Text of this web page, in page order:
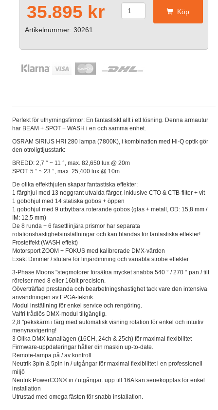
35.895 kr Köp
Artikelnummer: 30261
Perfekt för uthyrningsfirmor: En fantastiskt allt i ett lösning. Denna armautur
har BEAM + SPOT + WASH i en och samma enhet.
OSRAM SIRIUS HRI 280 lampa (7800K), i kombination med Hi-Q optik gör
den otroligtljusstark:
BREDD: 2,7 ° ~ 11 °, max. 82,650 lux @ 20m
SPOT: 5 ° ~ 23 °, max. 25,400 lux @ 10m
De olika effekthjulen skapar fantastiska effekter:
1 färghjul med 13 noggrant utvalda färger, inklusive CTO & CTB-filter + vit
1 gobohjul med 14 statiska gobos + öppen
1 gobohjul med 9 utbytbara roterande gobos (glas + metall, OD: 15,8 mm /
IM: 12,5 mm)
De 8 runda + 6 fasettlinjära prismor har separata
rotationshastighetsinställningar och kan blandas för fantastiska effekter!
Frosteffekt (WASH effekt)
Motorsport ZOOM + FOKUS med kalibrerade DMX-värden
Exakt Dimmer / slutare för linjärdimning och variabla strobe effekter
3-Phase Moons "stegmotorer försäkra mycket snabba 540 ° / 270 ° pan / tilt
rörelser med 8 eller 16bit precision.
Oöverträffad prestanda och bearbetningshastighet tack vare den intensiva
användningen av FPGA-teknik.
Modul inställning för enkel service och rengöring.
Valfri trådlös DMX-modul tillgänglig.
2,8 "pekskärm i färg med automatisk visning rotation för enkel och intuitiv
menynavigering!
3 Olika DMX kanallägen (16CH, 24ch & 25ch) för maximal flexibilitet
Firmware-uppdateringar håller din maskin up-to-date.
Remote-lampa på / av kontroll
Neutrik 3pin & 5pin in / utgångar för maximal flexibilitet i en professionell
miljö
Neutrik PowerCON® in / utgångar: upp till 16A kan seriekopplas för enkel
installation
Utrustad med omega fästen för snabb installation.